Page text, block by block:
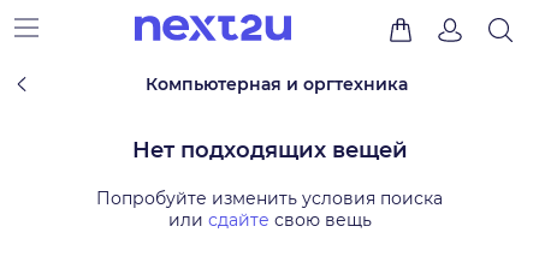
Компьютерная и оргтехника
Нет подходящих вещей
Попробуйте изменить условия поиска
или сдайте свою вещь